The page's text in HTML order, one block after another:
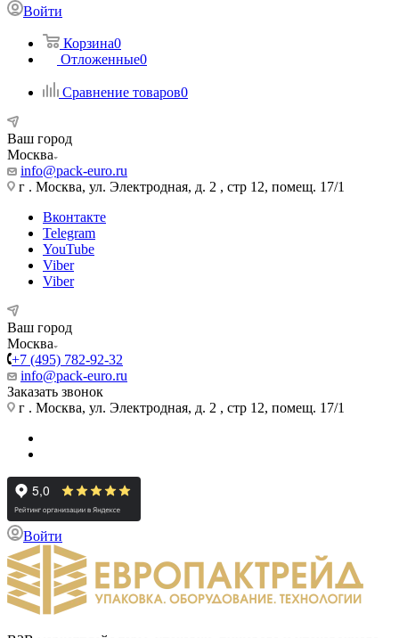
Войти
Корзина0
Отложенные0
Сравнение товаров0
Ваш город
Москва
info@pack-euro.ru
г . Москва, ул. Электродная, д. 2 , стр 12, помещ. 17/1
Вконтакте
Telegram
YouTube
Viber
Viber
Ваш город
Москва
+7 (495) 782-92-32
info@pack-euro.ru
Заказать звонок
г . Москва, ул. Электродная, д. 2 , стр 12, помещ. 17/1
Войти